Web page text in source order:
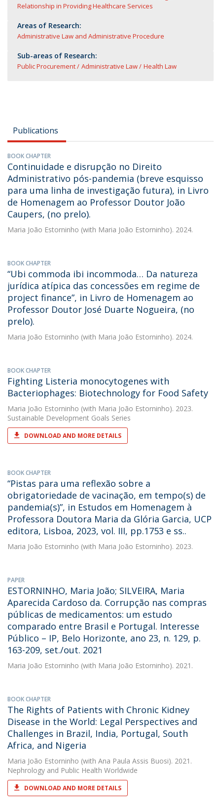
Relationship in Providing Healthcare Services
Areas of Research:
Administrative Law and Administrative Procedure
Sub-areas of Research:
Public Procurement Administrative Law Health Law
Publications
BOOK CHAPTER
Continuidade e disrupção no Direito
Administrativo pós-pandemia (breve esquisso
para uma linha de investigação futura), in Livro
de Homenagem ao Professor Doutor João
Caupers, (no prelo).
Maria João Estorninho (with Maria João Estorninho). 2024.
BOOK CHAPTER
“Ubi commoda ibi incommoda… Da natureza
jurídica atípica das concessões em regime de
project finance”, in Livro de Homenagem ao
Professor Doutor José Duarte Nogueira, (no
prelo).
Maria João Estorninho (with Maria João Estorninho). 2024.
BOOK CHAPTER
Fighting Listeria monocytogenes with
Bacteriophages: Biotechnology for Food Safety
Maria João Estorninho (with Maria João Estorninho). 2023.
Sustainable Development Goals Series
DOWNLOAD AND MORE DETAILS
BOOK CHAPTER
“Pistas para uma reflexão sobre a
obrigatoriedade de vacinação, em tempo(s) de
pandemia(s)”, in Estudos em Homenagem à
Professora Doutora Maria da Glória Garcia, UCP
editora, Lisboa, 2023, vol. III, pp.1753 e ss..
Maria João Estorninho (with Maria João Estorninho). 2023.
PAPER
ESTORNINHO, Maria João; SILVEIRA, Maria
Aparecida Cardoso da. Corrupção nas compras
públicas de medicamentos: um estudo
comparado entre Brasil e Portugal. Interesse
Público – IP, Belo Horizonte, ano 23, n. 129, p.
163-209, set./out. 2021
Maria João Estorninho (with Maria João Estorninho). 2021.
BOOK CHAPTER
The Rights of Patients with Chronic Kidney
Disease in the World: Legal Perspectives and
Challenges in Brazil, India, Portugal, South
Africa, and Nigeria
Maria João Estorninho (with Ana Paula Assis Buosi). 2021.
Nephrology and Public Health Worldwide
DOWNLOAD AND MORE DETAILS